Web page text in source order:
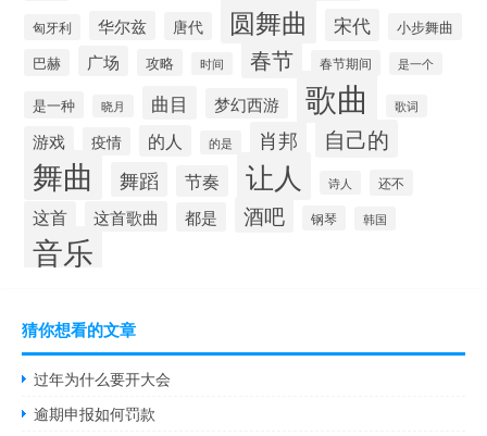
匈牙利 华尔兹 唐代 圆舞曲 宋代
小步舞曲
巴赫
广场 攻略 时间 春节 春节期间 是一个
是一种 晓月 曲目 梦幻西游 歌曲 歌词
游戏 疫情 的人 的是 肖邦 自己的
舞曲 舞蹈 节奏 让人 诗人 还不
这首 这首歌曲 都是 酒吧 钢琴 韩国
音乐
猜你想看的文章
过年为什么要开大会
逾期申报如何罚款